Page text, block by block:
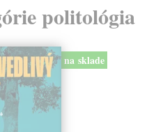
politológia
na sklade